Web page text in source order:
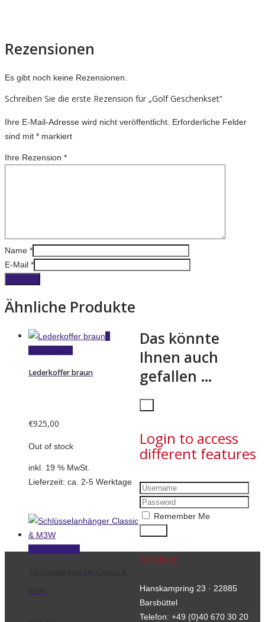
Rezensionen
Es gibt noch keine Rezensionen.
Schreiben Sie die erste Rezension für „Golf Geschenkset“
Ihre E-Mail-Adresse wird nicht veröffentlicht. Erforderliche Felder
sind mit * markiert
Ihre Rezension *
Name *
E-Mail *
Ähnliche Produkte
Lederkoffer braun
€925,00
Out of stock
inkl. 19 % MwSt.
Lieferzeit: ca. 2-5 Werktage
Das könnte
Ihnen auch
gefallen …
Login to access
different features
Remember Me
Kontakt
Hanskampring 23 · 22885
Barsbüttel
Telefon: +49 (0)40 670 30 20